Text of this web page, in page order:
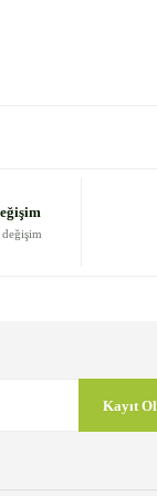
Kayıt Ol